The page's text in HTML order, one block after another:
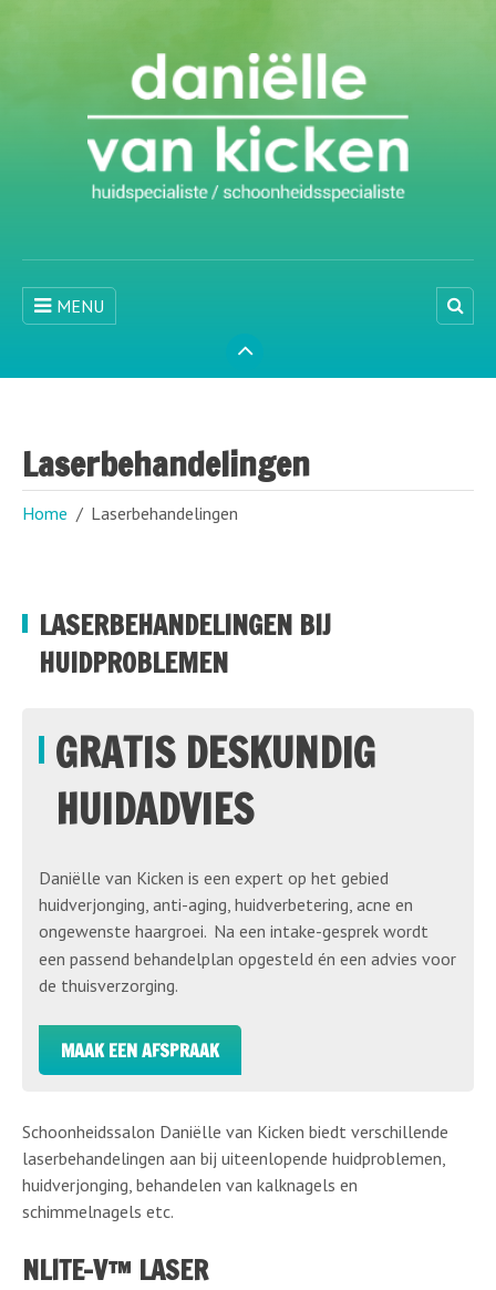
MENU
Laserbehandelingen
Home Laserbehandelingen
LASERBEHANDELINGEN BIJ
HUIDPROBLEMEN
GRATIS DESKUNDIG
HUIDADVIES
Daniëlle van Kicken is een expert op het gebied
huidverjonging, anti-aging, huidverbetering, acne en
ongewenste haargroei. Na een intake-gesprek wordt
een passend behandelplan opgesteld én een advies voor
de thuisverzorging.
MAAK EEN AFSPRAAK
Schoonheidssalon Daniëlle van Kicken biedt verschillende
laserbehandelingen aan bij uiteenlopende huidproblemen,
huidverjonging, behandelen van kalknagels en
schimmelnagels etc.
NLITE-V™ LASER